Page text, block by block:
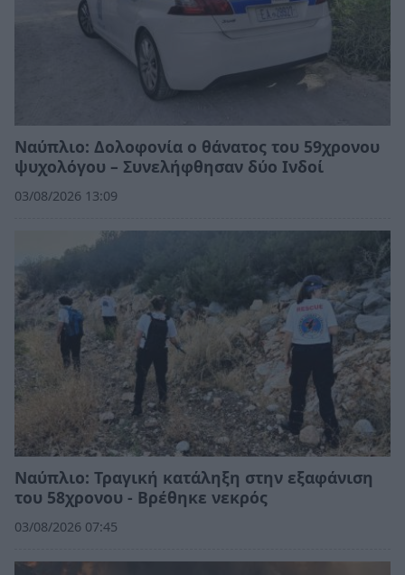
Ναύπλιο: Δολοφονία ο θάνατος του 59χρονου
ψυχολόγου – Συνελήφθησαν δύο Ινδοί
03/08/2026 13:09
Ναύπλιο: Τραγική κατάληξη στην εξαφάνιση
του 58χρονου - Βρέθηκε νεκρός
03/08/2026 07:45